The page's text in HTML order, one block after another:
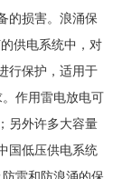
的损害。浪涌保
供电系统中，对
行保护，适用于
作用雷电放电可
另外许多大容量
国低压供电系统
雷和防浪涌的保